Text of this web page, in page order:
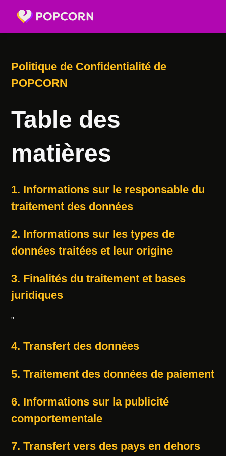
Politique de Confidentialité de
POPCORN
Table des
matières
1. Informations sur le responsable du
traitement des données
2. Informations sur les types de
données traitées et leur origine
3. Finalités du traitement et bases
juridiques
"
4. Transfert des données
5. Traitement des données de paiement
6. Informations sur la publicité
comportementale
7. Transfert vers des pays en dehors